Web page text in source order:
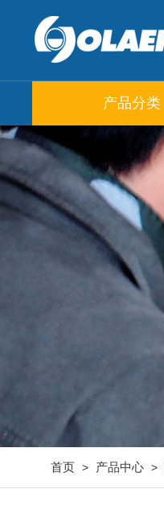
产品分类
首页 > 产品中心 >